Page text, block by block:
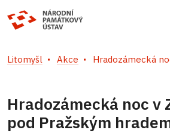
Litomyšl Akce Hradozámecká
Hradozámecká noc v
pod Pražským